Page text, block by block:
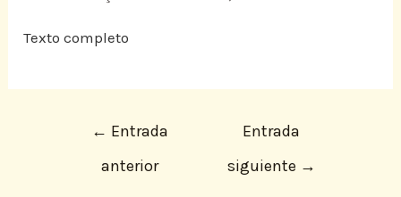
Texto completo
← Entrada
anterior
Entrada
siguiente →